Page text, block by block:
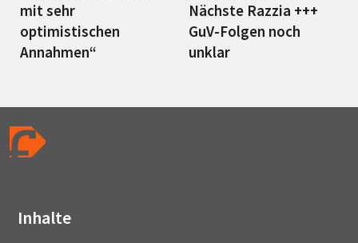
mit sehr
optimistischen
Annahmen“
Nächste Razzia +++
GuV-Folgen noch
unklar
Inhalte